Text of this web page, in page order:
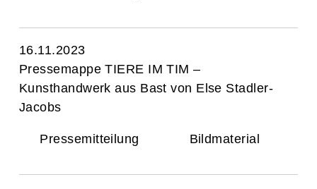
16.11.2023
Pressemappe TIERE IM TIM –
Kunsthandwerk aus Bast von Else Stadler-
Jacobs
Pressemitteilung Bildmaterial